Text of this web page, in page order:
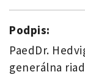
Podpis:
PaedDr.
generálna